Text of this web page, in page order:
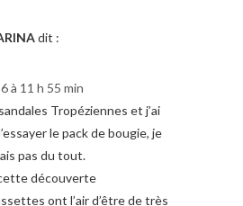
dit :
à 11 h 55 min
Tropéziennes et j’ai
le pack de bougie, je
pas du tout.
découverte
ont l’air d’être de très